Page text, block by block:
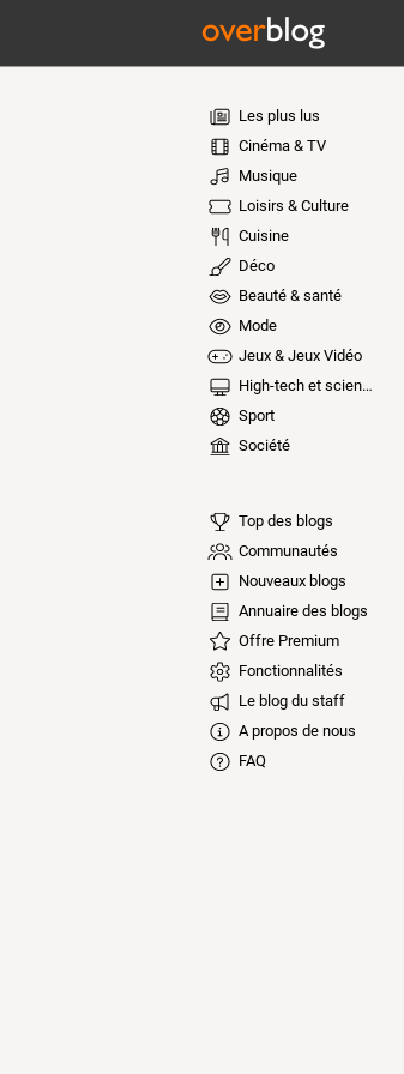
Les plus lus
Cinéma & TV
Musique
Loisirs & Culture
Cuisine
Déco
Beauté & santé
Mode
Jeux & Jeux Vidéo
High-tech et sciences
Sport
Société
Top des blogs
Communautés
Nouveaux blogs
Annuaire des blogs
Offre Premium
Fonctionnalités
Le blog du staff
A propos de nous
FAQ